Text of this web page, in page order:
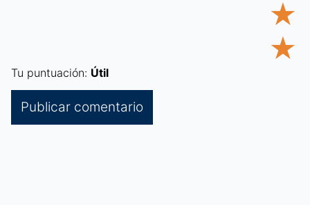
★
★
Tu puntuación: Útil